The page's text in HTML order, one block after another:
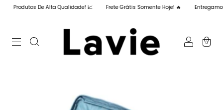
Produtos De Alta Qualidade! 📈 Frete Grátis Somente Hoje! 🔥 Entregamos
0